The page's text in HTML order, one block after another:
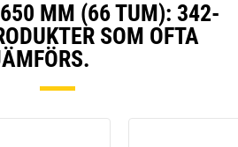
MM (66 TUM): 342-
SOM OFTA